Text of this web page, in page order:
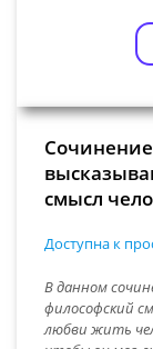
смысл
Доступна к
В данном
философский
любви жить